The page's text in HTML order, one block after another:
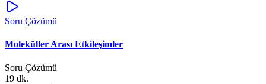
Soru Çözümü
Moleküller Arası Etkileşimler
Soru Çözümü
19 dk.